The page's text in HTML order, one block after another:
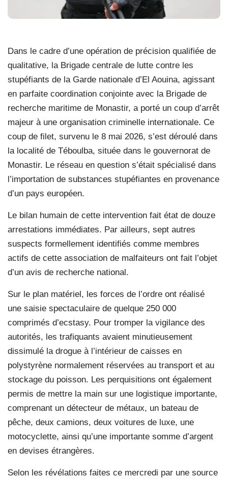
Dans le cadre d’une opération de précision qualifiée de
qualitative, la Brigade centrale de lutte contre les
stupéfiants de la Garde nationale d’El Aouina, agissant
en parfaite coordination conjointe avec la Brigade de
recherche maritime de Monastir, a porté un coup d’arrêt
majeur à une organisation criminelle internationale. Ce
coup de filet, survenu le 8 mai 2026, s’est déroulé dans
la localité de Téboulba, située dans le gouvernorat de
Monastir. Le réseau en question s’était spécialisé dans
l’importation de substances stupéfiantes en provenance
d’un pays européen.
Le bilan humain de cette intervention fait état de douze
arrestations immédiates. Par ailleurs, sept autres
suspects formellement identifiés comme membres
actifs de cette association de malfaiteurs ont fait l’objet
d’un avis de recherche national.
Sur le plan matériel, les forces de l’ordre ont réalisé
une saisie spectaculaire de quelque 250 000
comprimés d’ecstasy. Pour tromper la vigilance des
autorités, les trafiquants avaient minutieusement
dissimulé la drogue à l’intérieur de caisses en
polystyrène normalement réservées au transport et au
stockage du poisson. Les perquisitions ont également
permis de mettre la main sur une logistique importante,
comprenant un détecteur de métaux, un bateau de
pêche, deux camions, deux voitures de luxe, une
motocyclette, ainsi qu’une importante somme d’argent
en devises étrangères.
Selon les révélations faites ce mercredi par une source